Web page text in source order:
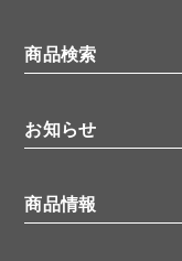
商品検索
タンパク質検索
ELISA/ELISpot検索
品番検索
お知らせ
無料サンプル
商品情報